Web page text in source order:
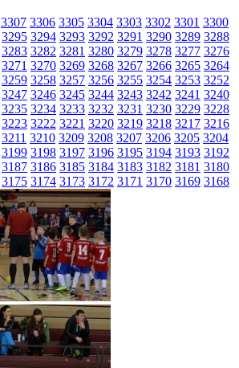
3307 3306 3305 3304 3303 3302 3301 3300
3295 3294 3293 3292 3291 3290 3289 3288
3283 3282 3281 3280 3279 3278 3277 3276
3271 3270 3269 3268 3267 3266 3265 3264
3259 3258 3257 3256 3255 3254 3253 3252
3247 3246 3245 3244 3243 3242 3241 3240
3235 3234 3233 3232 3231 3230 3229 3228
3223 3222 3221 3220 3219 3218 3217 3216
3211 3210 3209 3208 3207 3206 3205 3204
3199 3198 3197 3196 3195 3194 3193 3192
3187 3186 3185 3184 3183 3182 3181 3180
3175 3174 3173 3172 3171 3170 3169 3168